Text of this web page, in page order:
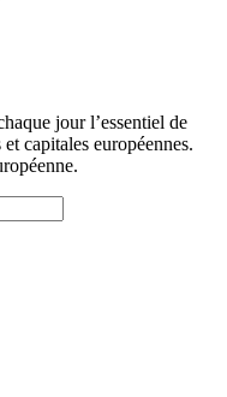
jour l’essentiel de
capitales européennes.